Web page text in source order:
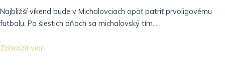
Najbližší víkend bude v Michalovciach opäť patriť prvoligovému
futbalu. Po šiestich dňoch sa michalovský tím...
Zobraziť viac